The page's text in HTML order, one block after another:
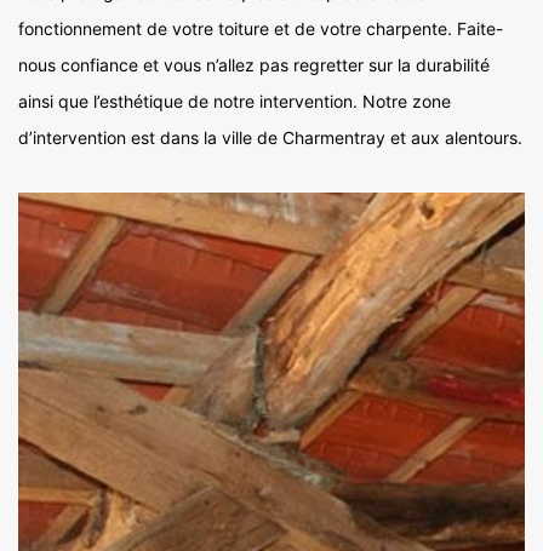
fonctionnement de votre toiture et de votre charpente. Faite-
nous confiance et vous n’allez pas regretter sur la durabilité
ainsi que l’esthétique de notre intervention. Notre zone
d’intervention est dans la ville de Charmentray et aux alentours.